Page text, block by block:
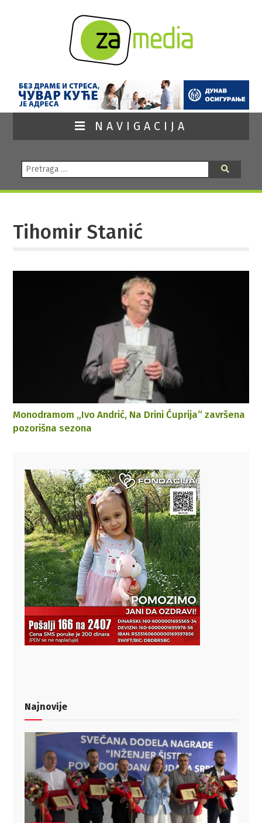
NAVIGACIJA
Pretraga:
Tihomir Stanić
Monodramom „Ivo Andrić, Na Drini Ćuprija“ završena
pozorišna sezona
Najnovije